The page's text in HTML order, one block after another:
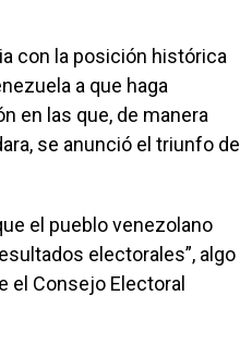
con la posición histórica
a que haga
en las que, de manera
se anunció el triunfo de
el pueblo venezolano
electorales”, algo
el Consejo Electoral